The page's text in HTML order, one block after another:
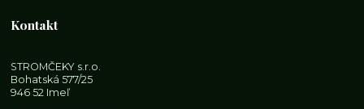
Kontakt
STROMČEKY s.r.o.
Bohatská 577/25
946 52 Imeľ